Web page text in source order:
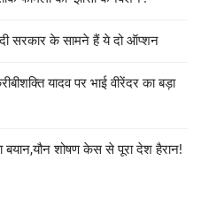
सरकार के सामने हैं ये दो ऑप्शन
यादव पर भाई वीरेंदर का बड़ा
शोषण केस से पूरा देश हैरान!